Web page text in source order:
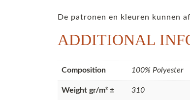
De patronen en kleuren kunnen
ADDITIONAL
Composition 100% Polyester
Weight gr/m² ± 310